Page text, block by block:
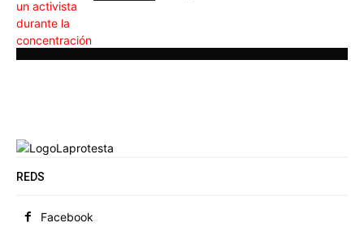
REDS
Facebook